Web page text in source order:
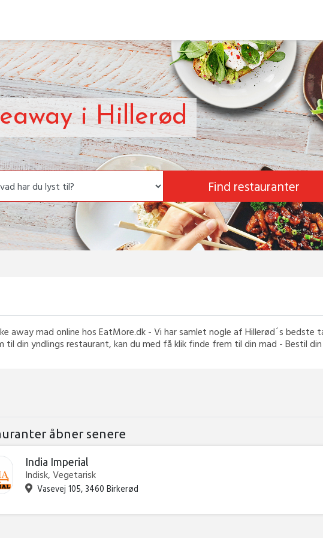
i Hillerød
Find restauranter
away mad online hos EatMore.dk - Vi har samlet nogle af Hillerød´s bedste
din yndlings restaurant, kan du med få klik finde frem til din mad - Bestil
åbner senere
India Imperial
Indisk, Vegetarisk
Vasevej 105, 3460 Birkerød